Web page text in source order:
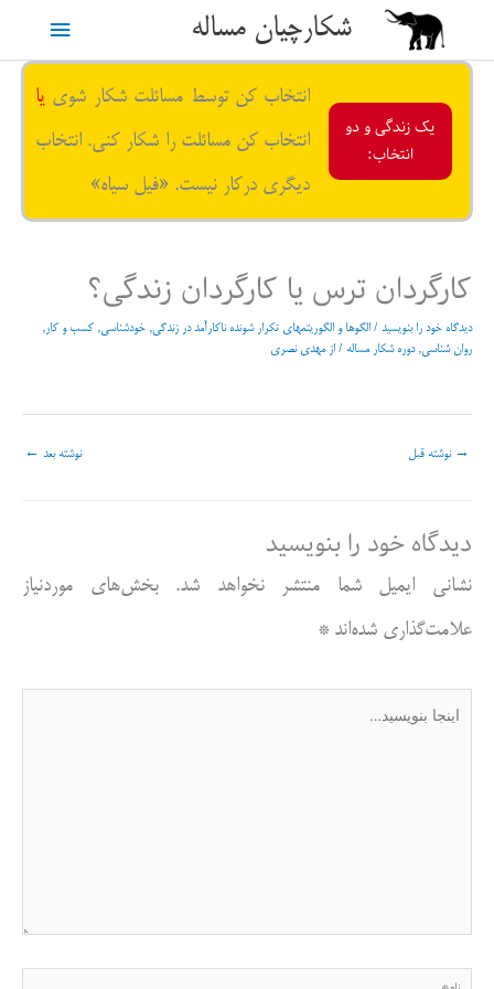
محتوا
شکارچیان مساله
فهرست
یک زندگی و دو
انتخاب:
انتخاب کن توسط مسائلت شکار شوی یا
انتخاب کن مسائلت را شکار کنی. انتخاب
دیگری درکار نیست. «فیل سیاه»
کارگردان ترس یا کارگردان زندگی؟
دیدگاه‌ خود را بنویسید / الگوها و الگوریتمهای تکرار شونده ناکارآمد در زندگی, خودشناسی, کسب و کار,
روان شناسی,دوره شکار مساله / از مهدی نصری
→ نوشته قبل نوشته بعد ←
دیدگاه‌ خود را بنویسید
نشانی ایمیل شما منتشر نخواهد شد.
بخش‌های موردنیاز
علامت‌گذاری شده‌اند*